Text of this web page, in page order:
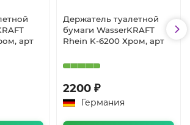
арт
Держатель туалетной
бумаги WasserKRAFT
Rhein K-6200 Хром, арт
2200 ₽
Германия